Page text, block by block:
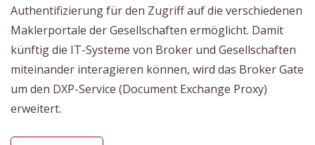
Authentifizierung für den Zugriff auf die verschiedenen
Maklerportale der Gesellschaften ermöglicht. Damit
künftig die IT-Systeme von Broker und Gesellschaften
miteinander interagieren können, wird das Broker Gate
um den DXP-Service (Document Exchange Proxy)
erweitert.